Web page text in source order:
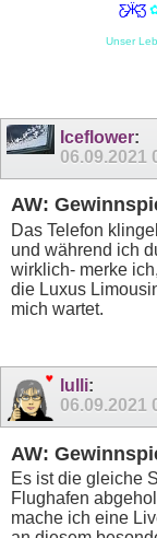
Ƹ̵̡Ӝ̵̨̄Ʒ
Unser
Iceflower:
06.09.2021
AW:
Das Telefon
und während ich
wirklich- merke
die Luxus
mich wartet.
lulli:
06.09.2021
AW:
Es ist die gleiche
Flughafen
mache ich eine